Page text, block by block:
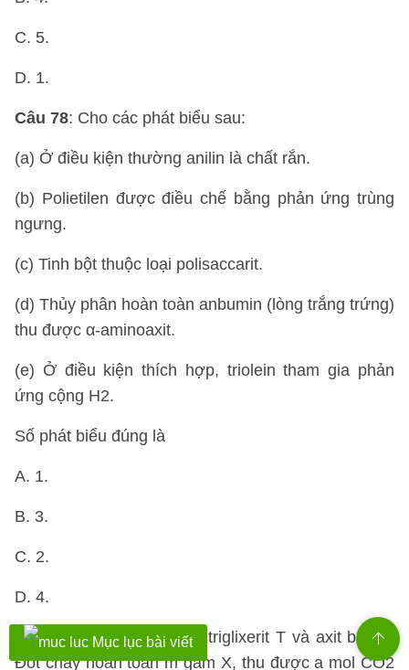
C. 5.
D. 1.
Câu 78: Cho các phát biểu sau:
(a) Ở điều kiện thường anilin là chất rắn.
(b) Polietilen được điều chế bằng phản ứng trùng
ngưng.
(c) Tinh bột thuộc loại polisaccarit.
(d) Thủy phân hoàn toàn anbumin (lòng trắng trứng)
thu được α-aminoaxit.
(e) Ở điều kiện thích hợp, triolein tham gia phản
ứng cộng H2.
Số phát biểu đúng là
A. 1.
B. 3.
C. 2.
D. 4.
Câu 79:Hỗn hợp X gồm triglixerit T và axit béo Y.
Đốt cháy hoàn toàn m gam X, thu được a mol CO2
Mục lục bài viết